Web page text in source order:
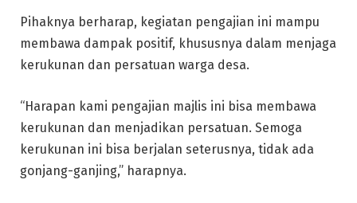
Pihaknya berharap, kegiatan pengajian ini mampu
membawa dampak positif, khususnya dalam menjaga
kerukunan dan persatuan warga desa.
“Harapan kami pengajian majlis ini bisa membawa
kerukunan dan menjadikan persatuan. Semoga
kerukunan ini bisa berjalan seterusnya, tidak ada
gonjang-ganjing,” harapnya.